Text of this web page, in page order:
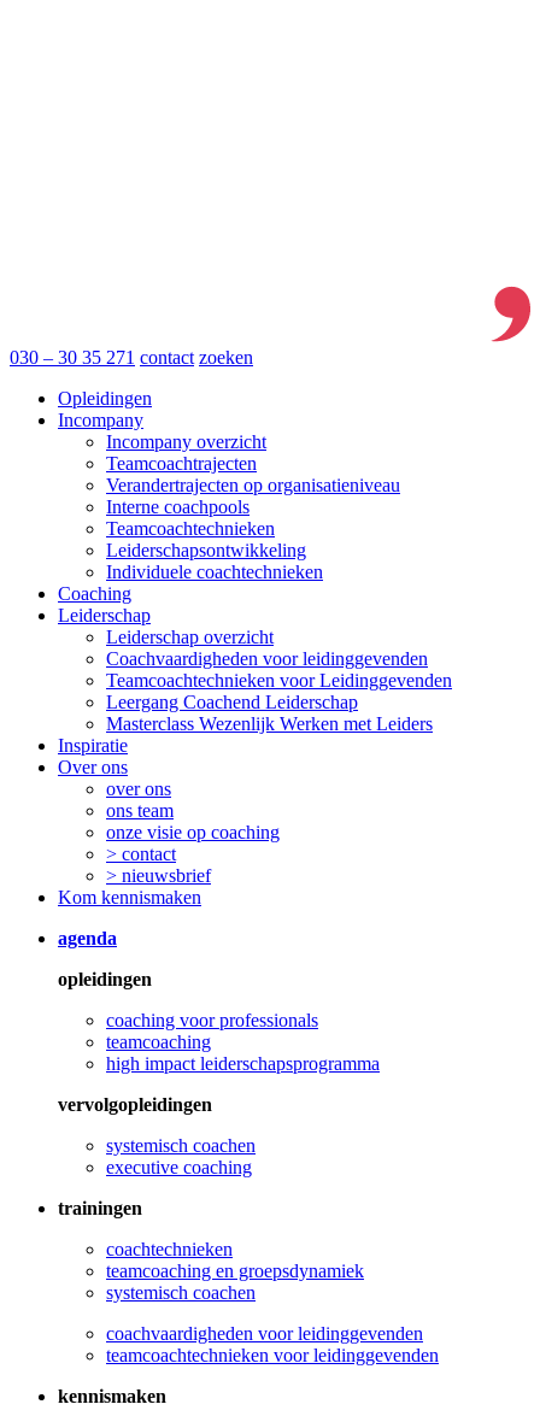
030 – 30 35 271 contact zoeken
Opleidingen
Incompany
Incompany overzicht
Teamcoachtrajecten
Verandertrajecten op organisatieniveau
Interne coachpools
Teamcoachtechnieken
Leiderschapsontwikkeling
Individuele coachtechnieken
Coaching
Leiderschap
Leiderschap overzicht
Coachvaardigheden voor leidinggevenden
Teamcoachtechnieken voor Leidinggevenden
Leergang Coachend Leiderschap
Masterclass Wezenlijk Werken met Leiders
Inspiratie
Over ons
over ons
ons team
onze visie op coaching
> contact
> nieuwsbrief
Kom kennismaken
agenda
opleidingen
coaching voor professionals
teamcoaching
high impact leiderschapsprogramma
vervolgopleidingen
systemisch coachen
executive coaching
trainingen
coachtechnieken
teamcoaching en groepsdynamiek
systemisch coachen
coachvaardigheden voor leidinggevenden
teamcoachtechnieken voor leidinggevenden
kennismaken